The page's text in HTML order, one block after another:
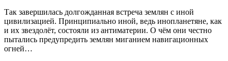
Так завершилась долгожданная встреча землян с иной
цивилизацией. Принципиально иной, ведь инопланетяне, как
и их звездолёт, состояли из антиматерии. О чём они честно
пытались предупредить землян миганием навигационных
огней…